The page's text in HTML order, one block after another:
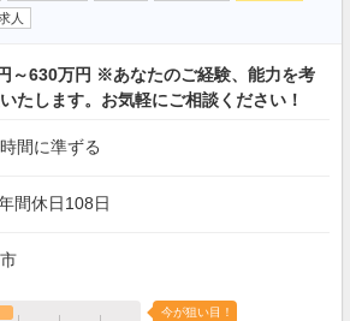
人
～630万円 ※あなたのご経験、能力を考
たします。お気軽にご相談ください！
間に準ずる
間休日108日
今が狙い目！